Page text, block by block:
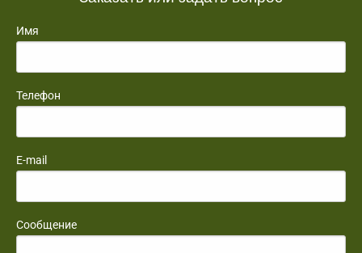
Имя
Телефон
E-mail
Сообщение